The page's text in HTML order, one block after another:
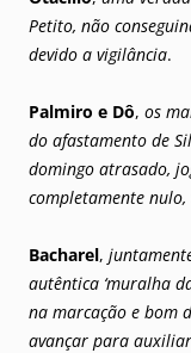
Petito, não
devido a vigilância.
Palmiro e Dô, os
do afastamento de
domingo atrasado,
completamente
Bacharel,
autêntica ‘muralha
na marcação e bom
avançar para